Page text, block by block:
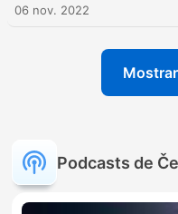
06 nov. 2022
Podcasts de